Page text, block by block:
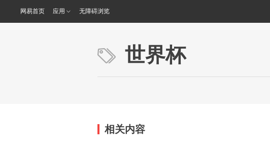
网易首页 应用 无障碍浏览
世界杯
相关内容